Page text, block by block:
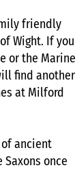
friendly
Wight. If you
or the Marine
find another
at Milford
of ancient
once